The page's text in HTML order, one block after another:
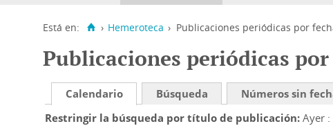
Está en: › Hemeroteca › Publicaciones periódicas por
Publicaciones periódicas
Calendario Búsqueda
Números sin
Restringir la búsqueda por título de publicación Ayer